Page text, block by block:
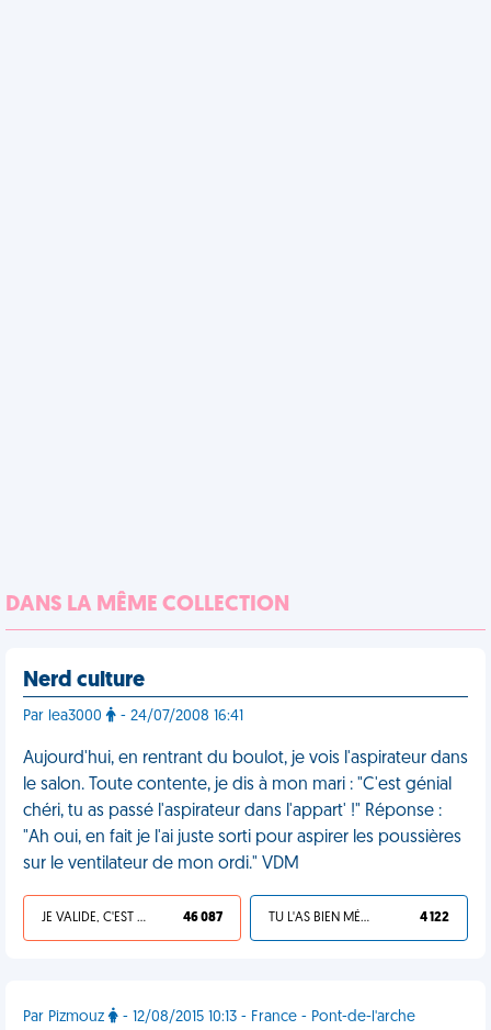
DANS LA MÊME COLLECTION
Nerd culture
Par lea3000 - 24/07/2008 16:41
Aujourd'hui, en rentrant du boulot, je vois l'aspirateur dans
le salon. Toute contente, je dis à mon mari : "C'est génial
chéri, tu as passé l'aspirateur dans l'appart' !" Réponse :
"Ah oui, en fait je l'ai juste sorti pour aspirer les poussières
sur le ventilateur de mon ordi." VDM
JE VALIDE, C'EST UNE VDM 46 087 TU L'AS BIEN MÉRITÉ 4 122
Par Pizmouz - 12/08/2015 10:13 - France - Pont-de-l'arche